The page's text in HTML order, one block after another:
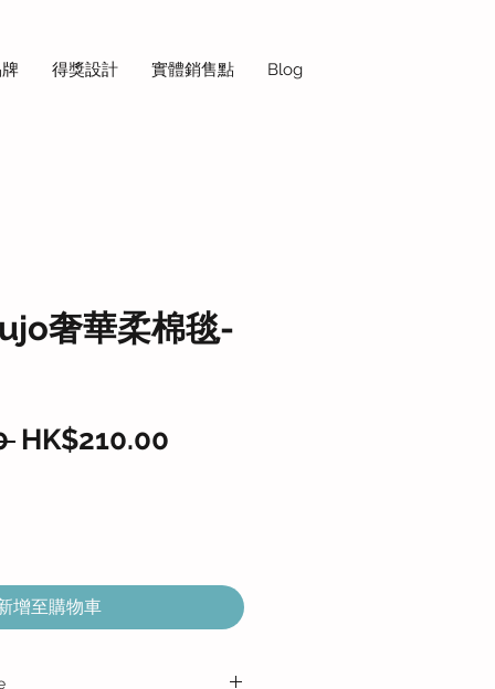
得獎設計 實體銷售點 Blog
奢華柔棉毯-
一
HK$210.00
增至購物車